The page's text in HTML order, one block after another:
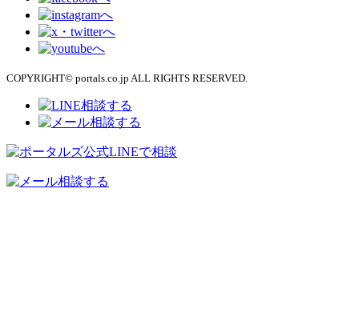
COPYRIGHT© portals.co.jp ALL RIGHTS RESERVED.